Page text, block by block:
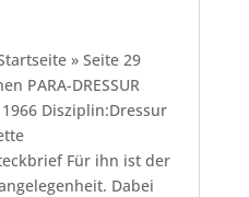
» Seite 29
PARA-DRESSUR
Disziplin:Dressur
Für ihn ist der
Dabei